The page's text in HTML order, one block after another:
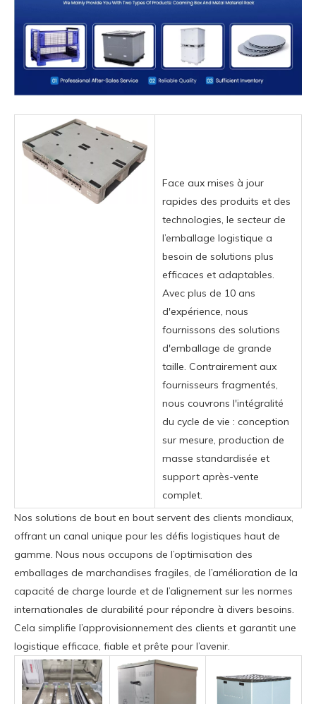
Face aux mises à jour
rapides des produits et des
technologies, le secteur de
l’emballage logistique a
besoin de solutions plus
efficaces et adaptables.
Avec plus de 10 ans
d'expérience, nous
fournissons des solutions
d'emballage de grande
taille. Contrairement aux
fournisseurs fragmentés,
nous couvrons l'intégralité
du cycle de vie : conception
sur mesure, production de
masse standardisée et
support après-vente
complet.
Nos solutions de bout en bout servent des clients mondiaux,
offrant un canal unique pour les défis logistiques haut de
gamme. Nous nous occupons de l’optimisation des
emballages de marchandises fragiles, de l’amélioration de la
capacité de charge lourde et de l’alignement sur les normes
internationales de durabilité pour répondre à divers besoins.
Cela simplifie l’approvisionnement des clients et garantit une
logistique efficace, fiable et prête pour l’avenir.